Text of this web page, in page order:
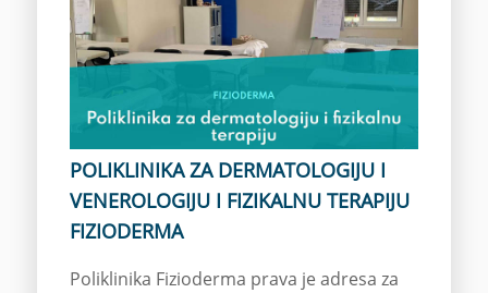
POLIKLINIKA ZA DERMATOLOGIJU I
VENEROLOGIJU I FIZIKALNU TERAPIJU
FIZIODERMA
Poliklinika Fizioderma prava je adresa za